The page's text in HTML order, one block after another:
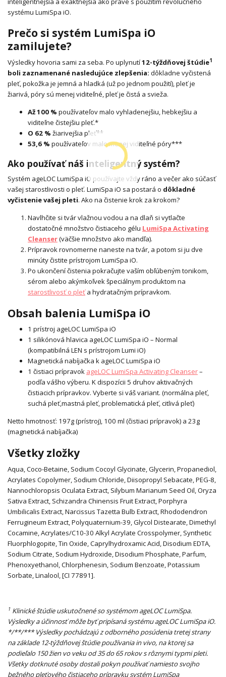
systému LumiSpa iO.
Prečo si systém LumiSpa iO
zamilujete?
Výsledky hovoria sami za seba. Po uplynutí12-týždňovej štúdie1
boli zaznamenané nasledujúce zlepšenia: dôkladne vyčistená
pleť, pokožka je jemná a hladká (už po jednom použití), pleť je
žiarivá, póry sú menej viditeľné, pleť je čistá a svieža.
Až 100 % používateľov malo vyhladenejšiu, hebkejšiu a
viditeľne čistejšiu pleť.*
O 62 % žiarivejšia pleť**
53,6 % používateľov malo menej viditeľné póry***
Ako používať náš inteligentný systém?
Systém ageLOC LumiSpa iO používajte vždy ráno a večer ako súčasť
vašej starostlivosti o pleť. LumiSpa iO sa postará o dôkladné
vyčistenie vašej pleti. Ako na čistenie krok za krokom?
Navlhčite si tvár vlažnou vodou a na dlaň si vytlačte
dostatočné množstvo čistiaceho gélu LumiSpa Activating
Cleanser(väčšie množstvo ako mandľa).
Prípravok rovnomerne naneste na tvár, a potom si ju dve
minúty čistite prístrojom LumiSpa iO.
Po ukončení čistenia pokračujte vaším obľúbeným tonikom,
sérom alebo akýmkoľvek špeciálnym produktom na
starostlivosť o pleťa hydratačným prípravkom.
Obsah balenia LumiSpa iO
1 prístroj ageLOC LumiSpa iO
1 silikónová hlavica ageLOC LumiSpa iO – Normal
(kompatibilná LEN s prístrojom Lumi iO)
Magnetická nabíjačka k ageLOC LumiSpa iO
1 čistiaci prípravok ageLOC LumiSpa Activating Cleanser–
podľa vášho výberu. K dispozícii 5 druhov aktivačných
čistiacich prípravkov. Vyberte si váš variant. (normálna pleť,
suchá pleť,mastná pleť, problematická pleť, citlivá pleť)
Netto hmotnosť: 197g (prístroj), 100 ml (čistiaci prípravok) a 23g
(magnetická nabíjačka)
Všetky zložky
Aqua, Coco-Betaine, Sodium Cocoyl Glycinate, Glycerin, Propanediol,
Acrylates Copolymer, Sodium Chloride, Diisopropyl Sebacate, PEG-8,
Nannochloropsis Oculata Extract, Silybum Marianum Seed Oil, Oryza
Sativa Extract, Schizandra Chinensis Fruit Extract, Porphyra
Umbilicalis Extract, Narcissus Tazetta Bulb Extract, Rhododendron
Ferrugineum Extract, Polyquaternium-39, Glycol Distearate, Dimethyl
Cocamine, Acrylates/C10-30 Alkyl Acrylate Crosspolymer, Synthetic
Fluorphlogopite, Tin Oxide, Caprylhydroxamic Acid, Disodium EDTA,
Sodium Citrate, Sodium Hydroxide, Disodium Phosphate, Parfum,
Phenoxyethanol, Chlorphenesin, Sodium Benzoate, Potassium
Sorbate, Linalool, [CI 77891].
1 Klinické štúdie uskutočnené so systémom ageLOC LumiSpa.
Výsledky a účinnosť môže byť pripísaná systému ageLOC LumiSpa iO.
*/**/*** Výsledky pochádzajú z odborného posúdenia tretej strany
na základe 12-týždňovej štúdie používania in vivo, na ktorej sa
podieľalo 150 žien vo veku od 35 do 65 rokov s rôznymi typmi pleti.
Všetky dotknuté osoby dostali pokyn používať namiesto svojho
bežného pleťového čistiaceho prípravku systém LumiSpa